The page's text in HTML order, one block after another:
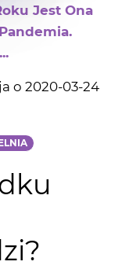
Jest Ona
o 2020-03-24